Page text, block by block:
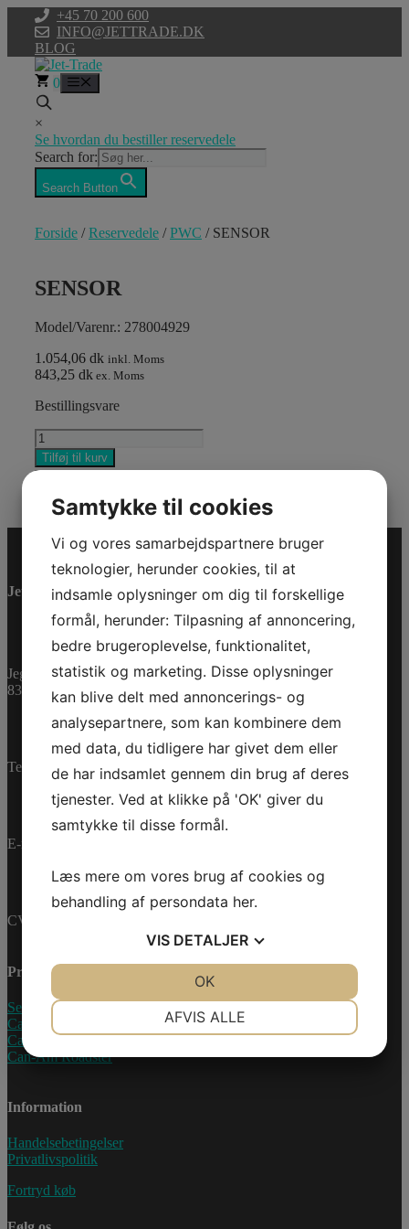
indhold
+45 70 200 600
INFO@JETTRADE.DK
BLOG
0
×
Se hvordan du bestiller reservedele
Search for:
Search Button
Forside /Reservedele /PWC / SENSOR
SENSOR
Model/Varenr.: 278004929
1.054,06 dk inkl. Moms
843,25 dk ex. Moms
Bestillingsvare
SENSOR
antal
Tilføj til kurv
Varenummer (SKU):278004929 Kategorier:PWC,
Jet-Trade Powersport
Jegstrupvej 280
8361 Hasselager
Telefon:+45 70 200 600
E-mail:
CVR-nummer: 27233678
Produkter
Sea-Doo Vandscooter
Can-Am ATV
Can-Am UTV
Can-Am Roadster
Information
Handelsebetingelser
Privatlivspolitik
Fortryd køb
Samtykke til cookies
Vi og vores samarbejdspartnere bruger
teknologier, herunder cookies, til at
indsamle oplysninger om dig til forskellige
formål, herunder: Tilpasning af annoncering,
bedre brugeroplevelse, funktionalitet,
statistik og marketing. Disse oplysninger
kan blive delt med annoncerings- og
analysepartnere, som kan kombinere dem
med data, du tidligere har givet dem eller
de har indsamlet gennem din brug af deres
tjenester. Ved at klikke på 'OK' giver du
samtykke til disse formål.
Læs mere om vores brug af cookies og
behandling af persondata her.
VIS DETALJER
AFVIS ALLE
OK